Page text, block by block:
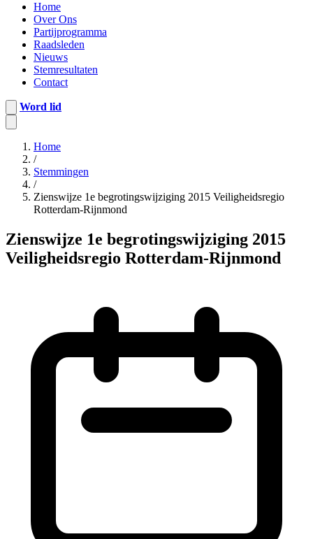
Home
Over Ons
Partijprogramma
Raadsleden
Nieuws
Stemresultaten
Contact
Word lid
Home
/
Stemmingen
/
Zienswijze 1e begrotingswijziging 2015 Veiligheidsregio
Rotterdam-Rijnmond
Zienswijze 1e begrotingswijziging 2015
Veiligheidsregio Rotterdam-Rijnmond